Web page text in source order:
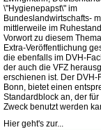
\"Hygienepapst\" im
Bundeslandwirtschafts-
mittlerweile im
Vorwort zu diesem
Extra-Veröffentlichung
die ebenfalls im DVH-
der auch die VFZ
erschienen ist. Der DVH-
Bonn, bietet einen
Standardblock an, der
Zweck benutzt werden
Hier geht's zur...